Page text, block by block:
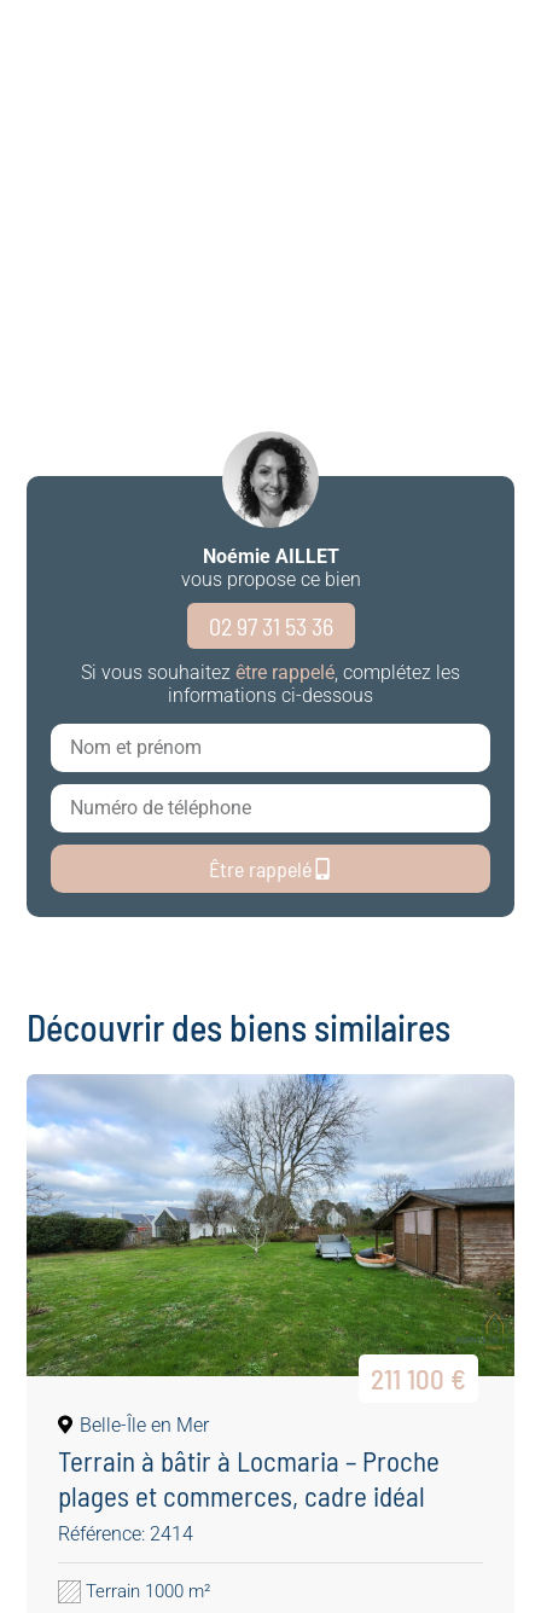
Noémie AILLET
vous propose ce bien
02 97 31 53 36
Si vous souhaitez être rappelé , complétez les
informations ci-dessous
Être rappelé
Découvrir des biens similaires
211 100 €
Belle-Île en Mer
Terrain à bâtir à Locmaria – Proche
plages et commerces, cadre idéal
Référence: 2414
Terrain 1000 m²